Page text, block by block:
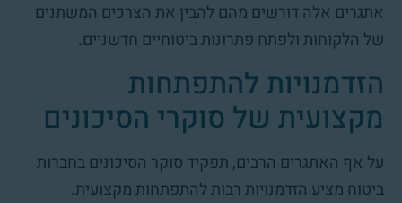
אתגרים אלה דורשים מהם להבין את הצרכים המשתנים
של הלקוחות ולפתח פתרונות ביטוחיים חדשניים.
הזדמנויות להתפתחות
מקצועית של סוקרי הסיכונים
על אף האתגרים הרבים, תפקיד סוקר הסיכונים בחברות
ביטוח מציע הזדמנויות רבות להתפתחות מקצועית.